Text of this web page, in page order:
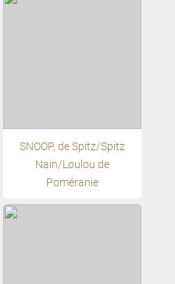
SNOOP, de Spitz/Spitz
Nain/Loulou de
Poméranie